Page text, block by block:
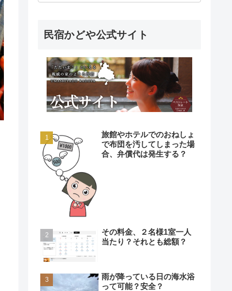
民宿かどや公式サイト
旅館やホテルでのおねしょ
で布団を汚してしまった場
合、弁償代は発生する？
その料金、２名様1室一人
当たり？それとも総額？
雨が降っている日の海水浴
って可能？安全？